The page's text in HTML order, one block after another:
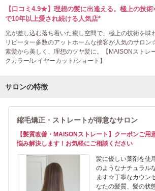
【口コミ4.9★】理想の髪に出逢える。極上の技
で10年以上愛され続ける人気店*
光が差し込む落ち着いた癒し空間で、極上の技術を味
リピーター多数のアットホームな接客が人気のサロ
素髪から美しく、理想のツヤ髪に。【MAISONストレ
クカラー/レイヤーカット/ショート】
サロンの特徴
縮毛矯正・ストレートが得意なサロン
【髪質改善・MAISONストレート】クーポンご
悩み解決します！お気軽にご相談ください
髪に優しい薬剤を使
のようなナチュラル
ます☆丁寧なカウン
なたの髪質、髪の状